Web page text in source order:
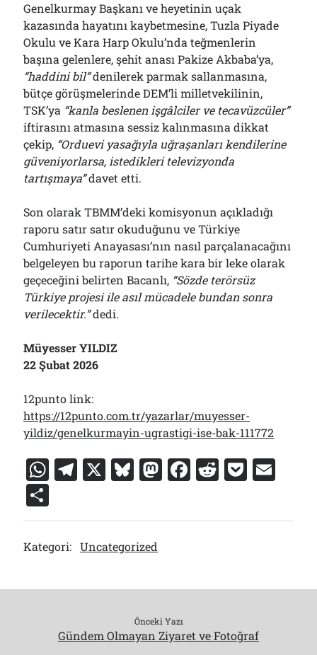
Genelkurmay Başkanı ve heyetinin uçak
kazasında hayatını kaybetmesine, Tuzla Piyade
Okulu ve Kara Harp Okulu’nda teğmenlerin
başına gelenlere, şehit anası Pakize Akbaba’ya,
“haddini bil”denilerek parmak sallanmasına,
bütçe görüşmelerinde DEM’li milletvekilinin,
TSK’ya “kanla beslenen işgâlciler ve tecavüzcüler”
iftirasını atmasına sessiz kalınmasına dikkat
çekip, “Orduevi yasağıyla uğraşanları kendilerine
güveniyorlarsa, istedikleri televizyonda
tartışmaya”davet etti.
Son olarak TBMM’deki komisyonun açıkladığı
raporu satır satır okuduğunu ve Türkiye
Cumhuriyeti Anayasası’nın nasıl parçalanacağını
belgeleyen bu raporun tarihe kara bir leke olarak
geçeceğini belirten Bacanlı, “Sözde terörsüz
Türkiye projesi ile asıl mücadele bundan sonra
verilecektir.”dedi.
Müyesser YILDIZ
22 Şubat 2026
12punto link:
https://12punto.com.tr/yazarlar/muyesser-
yildiz/genelkurmayin-ugrastigi-ise-bak-111772
W
at
s
A
p
T
e
gr
a
m
X Bl
e
s
k
y
M
st
o
F
c
o
k
R
d
P
c ai
h
ar
e
Kategori: Uncategorized
Önceki Yazı
Gündem Olmayan Ziyaret ve Fotoğraf